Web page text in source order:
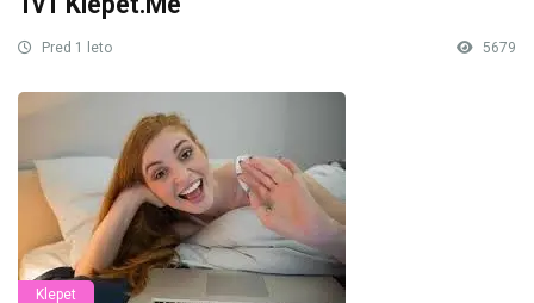
Pred 1 leto 5679
Klepet